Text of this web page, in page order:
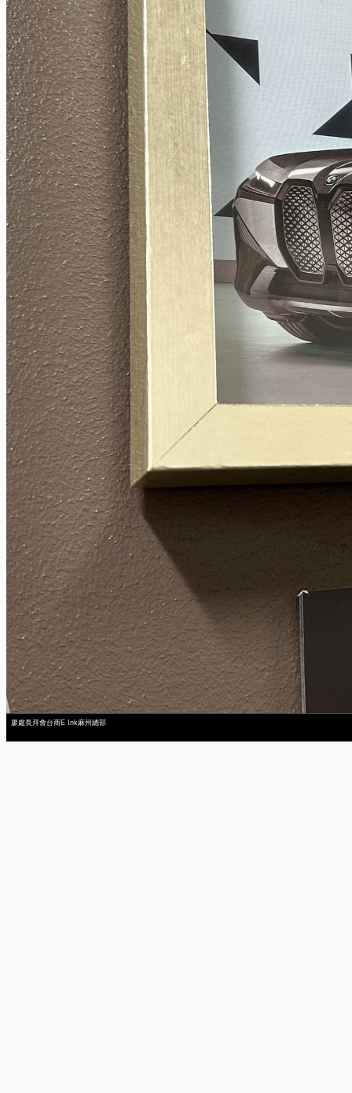
廖處長拜會台商E Ink麻州總部